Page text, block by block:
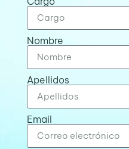
Nombre
Apellidos
Email